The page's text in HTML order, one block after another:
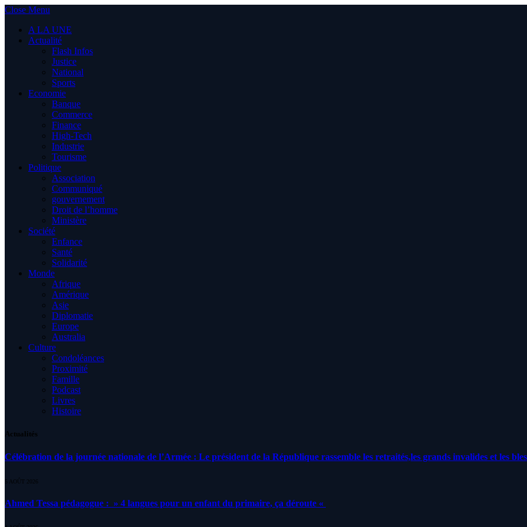
Close Menu
A LA UNE
Actualité
Flash Infos
Justice
National
Sports
Economie
Banque
Commerce
Finance
High-Tech
Industrie
Tourisme
Politique
Association
Communiqué
gouvernement
Droit de l’homme
Ministère
Société
Enfance
Santé
Solidarité
Monde
Afrique
Amérique
Asie
Diplomatie
Europe
Australia
Culture
Condoléances
Proximité
Famille
Podcast
Livres
Histoire
Actualités
Célébration de la journée nationale de l’Armée : Le président de la République rassemble les retraités,les grands invalides et les
5 AOÛT 2026
Ahmed Tessa pédagogue : » 4 langues pour un enfant du primaire, ça déroute «